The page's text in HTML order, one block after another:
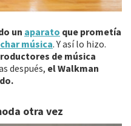
un aparato que prometía
música. Y así lo hizo.
de música
después, el Walkman
otra vez